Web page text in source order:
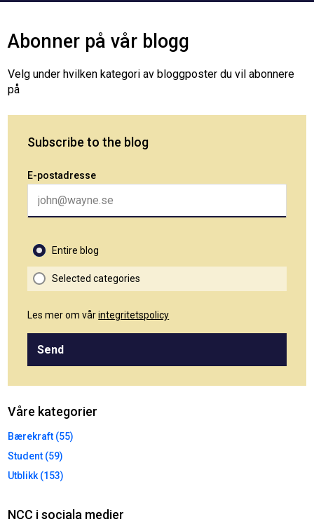
Abonner på vår blogg
Velg under hvilken kategori av bloggposter du vil abonnere
på
Subscribe to the blog
E-postadresse
Entire blog
Selected categories
Les mer om vårintegritetspolicy
Send
Våre kategorier
Bærekraft (55)
Student (59)
Utblikk (153)
NCC i sociala medier